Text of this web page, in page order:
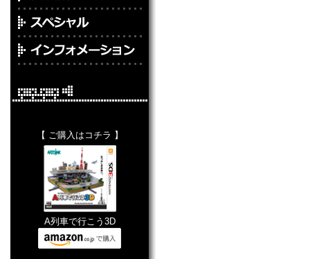
【 ご購入はコチラ 】
A列車で行こう3D